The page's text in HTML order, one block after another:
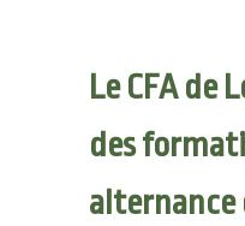
Le CFA de
des
alternance